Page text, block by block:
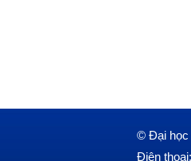
© Đại học
Điện